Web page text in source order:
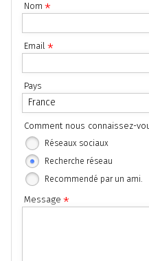
Nom *
Email *
Pays
France
Comment nous connaissez-
Réseaux sociaux
Recherche réseau
Recommendé par un ami.
Message *